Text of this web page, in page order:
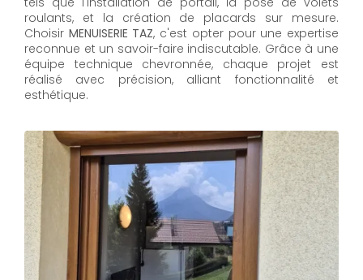
roulants, et la création de placards sur mesure.
Choisir MENUISERIE TAZ, c'est opter pour une expertise
reconnue et un savoir-faire indiscutable. Grâce à une
équipe technique chevronnée, chaque projet est
réalisé avec précision, alliant fonctionnalité et
esthétique.